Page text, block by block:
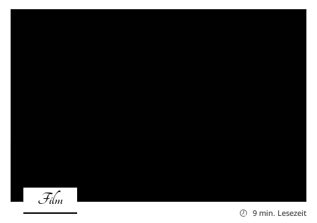
Film
9 min. Lesezeit